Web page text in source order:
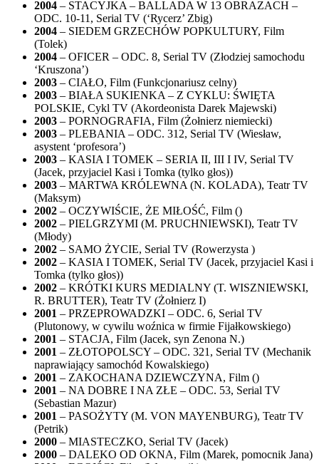
2004 – STACYJKA – BALLADA W 13 OBRAZACH –
ODC. 10-11, Serial TV (‘Rycerz’ Zbig)
2004 – SIEDEM GRZECHÓW POPKULTURY, Film
(Tolek)
2004 – OFICER – ODC. 8, Serial TV (Złodziej samochodu
‘Kruszona’)
2003 – CIAŁO, Film (Funkcjonariusz celny)
2003 – BIAŁA SUKIENKA – Z CYKLU: ŚWIĘTA
POLSKIE, Cykl TV (Akordeonista Darek Majewski)
2003 – PORNOGRAFIA, Film (Żołnierz niemiecki)
2003 – PLEBANIA – ODC. 312, Serial TV (Wiesław,
asystent ‘profesora’)
2003 – KASIA I TOMEK – SERIA II, III I IV, Serial TV
(Jacek, przyjaciel Kasi i Tomka (tylko głos))
2003 – MARTWA KRÓLEWNA (N. KOLADA), Teatr TV
(Maksym)
2002 – OCZYWIŚCIE, ŻE MIŁOŚĆ, Film ()
2002 – PIELGRZYMI (M. PRUCHNIEWSKI), Teatr TV
(Młody)
2002 – SAMO ŻYCIE, Serial TV (Rowerzysta )
2002 – KASIA I TOMEK, Serial TV (Jacek, przyjaciel Kasi i
Tomka (tylko głos))
2002 – KRÓTKI KURS MEDIALNY (T. WISZNIEWSKI,
R. BRUTTER), Teatr TV (Żołnierz I)
2001 – PRZEPROWADZKI – ODC. 6, Serial TV
(Plutonowy, w cywilu woźnica w firmie Fijałkowskiego)
2001 – STACJA, Film (Jacek, syn Zenona N.)
2001 – ZŁOTOPOLSCY – ODC. 321, Serial TV (Mechanik
naprawiający samochód Kowalskiego)
2001 – ZAKOCHANA DZIEWCZYNA, Film ()
2001 – NA DOBRE I NA ZŁE – ODC. 53, Serial TV
(Sebastian Mazur)
2001 – PASOŻYTY (M. VON MAYENBURG), Teatr TV
(Petrik)
2000 – MIASTECZKO, Serial TV (Jacek)
2000 – DALEKO OD OKNA, Film (Marek, pomocnik Jana)